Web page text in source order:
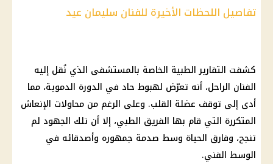
تفاصيل اللحظات الأخيرة للفنان سليمان عيد
كشفت التقارير الطبية الخاصة بالمستشفى الذي نُقل إليه
الفنان الراحل، أنه تعرّض لهبوط حاد في الدورة الدموية، مما
أدى إلى توقف عضلة القلب. وعلى الرغم من محاولات الإنعاش
المتكررة التي قام بها الفريق الطبي، إلا أن تلك الجهود لم
تنجح، وفارق الحياة وسط صدمة جمهوره وأصدقائه في
الوسط الفني.